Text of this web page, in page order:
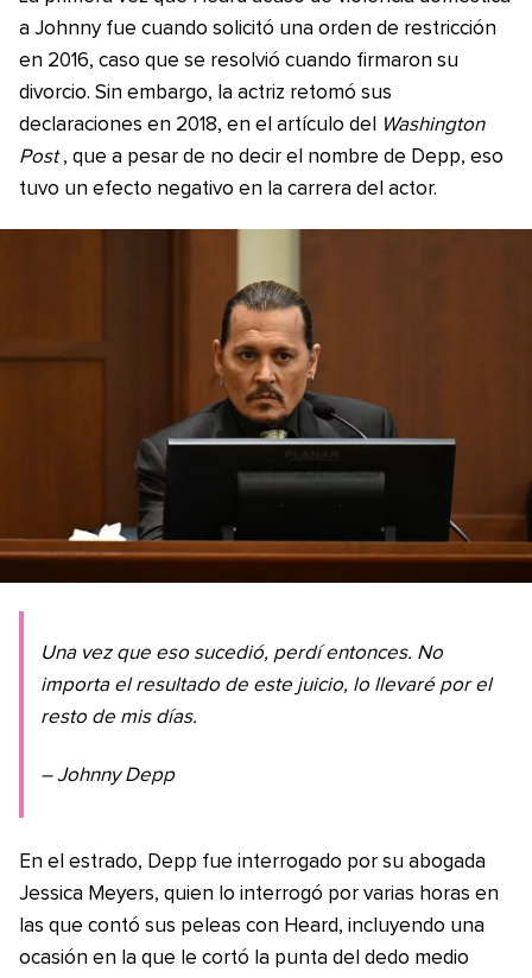
a Johnny fue cuando solicitó una orden de restricción
en 2016, caso que se resolvió cuando firmaron su
divorcio. Sin embargo, la actriz retomó sus
declaraciones en 2018, en el artículo del
Washington
Post , que a pesar de no decir el nombre de Depp, eso
tuvo un efecto negativo en la carrera del actor.
Una vez que eso sucedió, perdí entonces. No
importa el resultado de este juicio, lo llevaré por el
resto de mis días.
– Johnny Depp
En el estrado, Depp fue interrogado por su abogada
Jessica Meyers, quien lo interrogó por varias horas en
las que contó sus peleas con Heard, incluyendo una
ocasión en la que le cortó la punta del dedo medio